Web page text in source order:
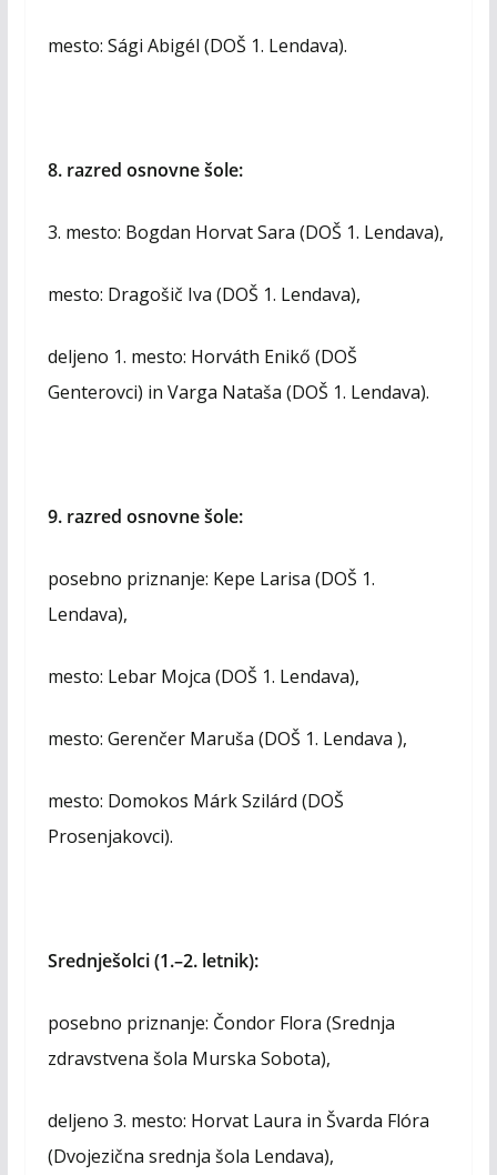
mesto: Sági Abigél (DOŠ 1. Lendava).
8. razred osnovne šole:
3. mesto: Bogdan Horvat Sara (DOŠ 1. Lendava),
mesto: Dragošič Iva (DOŠ 1. Lendava),
deljeno 1. mesto: Horváth Enikő (DOŠ
Genterovci) in Varga Nataša (DOŠ 1. Lendava).
9. razred osnovne šole:
posebno priznanje: Kepe Larisa (DOŠ 1.
Lendava),
mesto: Lebar Mojca (DOŠ 1. Lendava),
mesto: Gerenčer Maruša (DOŠ 1. Lendava ),
mesto: Domokos Márk Szilárd (DOŠ
Prosenjakovci).
Srednješolci (1.–2. letnik):
posebno priznanje: Čondor Flora (Srednja
zdravstvena šola Murska Sobota),
deljeno 3. mesto: Horvat Laura in Švarda Flóra
(Dvojezična srednja šola Lendava),